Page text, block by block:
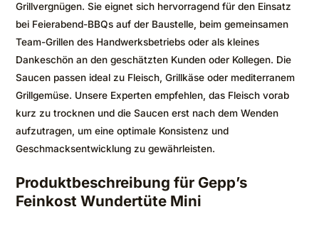
Grillvergnügen. Sie eignet sich hervorragend für den Einsatz
bei Feierabend-BBQs auf der Baustelle, beim gemeinsamen
Team-Grillen des Handwerksbetriebs oder als kleines
Dankeschön an den geschätzten Kunden oder Kollegen. Die
Saucen passen ideal zu Fleisch, Grillkäse oder mediterranem
Grillgemüse. Unsere Experten empfehlen, das Fleisch vorab
kurz zu trocknen und die Saucen erst nach dem Wenden
aufzutragen, um eine optimale Konsistenz und
Geschmacksentwicklung zu gewährleisten.
Produktbeschreibung für Gepp’s
Feinkost Wundertüte Mini